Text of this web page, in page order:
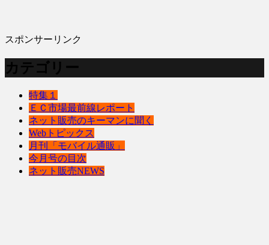
スポンサーリンク
カテゴリー
特集１
ＥＣ市場最前線レポート
ネット販売のキーマンに聞く
Webトピックス
月刊「モバイル通販」
今月号の目次
ネット販売NEWS